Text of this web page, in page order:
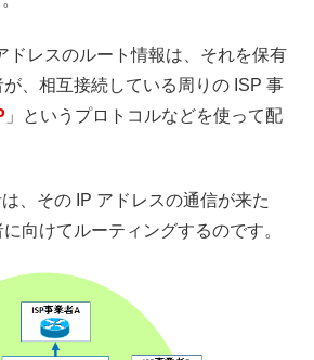
ドレスのルート情報は、それを保有
が、相互接続している周りの ISP 事
」というプロトコルなどを使って配
、その IP アドレスの通信が来た
向けてルーティングするのです。